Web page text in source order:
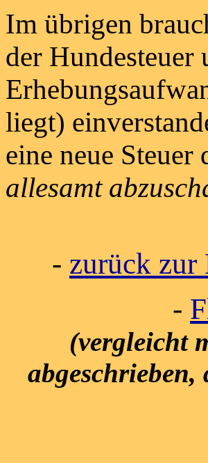
Im übrigen
der Hundesteuer
liegt)
eine neue
allesamt
- zurück zur
-
(vergleicht